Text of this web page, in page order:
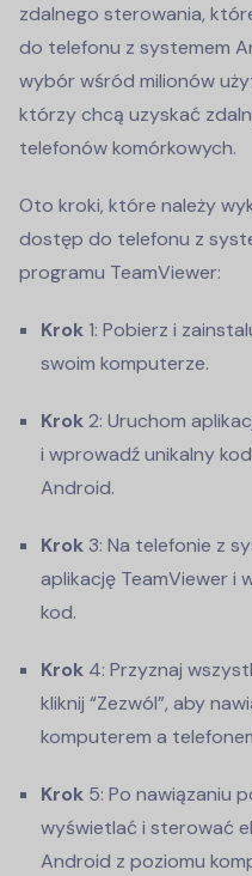
zdalnego sterowania,
do telefonu z systemem
wybór wśród milionów
którzy chcą uzyskać
telefonów komórkowych.
Oto kroki, które należy
dostęp do telefonu z
programu TeamViewer:
Krok 1: Pobierz i
swoim komputerze.
Krok2: Uruchom
i wprowadź unikalny
Android.
Krok 3: Na telefonie z
aplikację TeamViewer i
kod.
Krok 4: Przyznaj
kliknij “Zezwól”, aby
komputerem a
Krok 5: Po nawiązaniu
wyświetlać i sterować
Android z poziomu